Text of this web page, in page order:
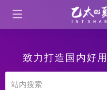
致力打造国内好